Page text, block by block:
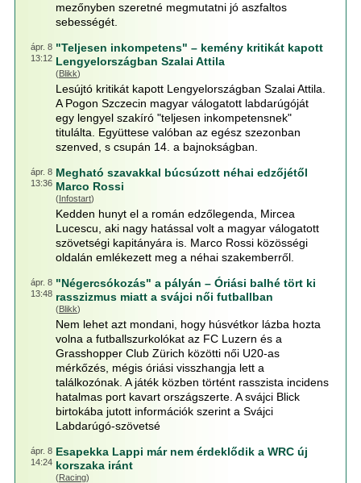
mezőnyben szeretné megmutatni jó aszfaltos
sebességét.
ápr. 8
13:12
"Teljesen inkompetens" – kemény kritikát kapott
Lengyelországban Szalai Attila
(Blikk)
Lesújtó kritikát kapott Lengyelországban Szalai Attila.
A Pogon Szczecin magyar válogatott labdarúgóját
egy lengyel szakíró "teljesen inkompetensnek"
titulálta. Együttese valóban az egész szezonban
szenved, s csupán 14. a bajnokságban.
ápr. 8
13:36
Megható szavakkal búcsúzott néhai edzőjétől
Marco Rossi
(Infostart)
Kedden hunyt el a román edzőlegenda, Mircea
Lucescu, aki nagy hatással volt a magyar válogatott
szövetségi kapitányára is. Marco Rossi közösségi
oldalán emlékezett meg a néhai szakemberről.
ápr. 8
13:48
"Négercsókozás" a pályán – Óriási balhé tört ki
rasszizmus miatt a svájci női futballban
(Blikk)
Nem lehet azt mondani, hogy húsvétkor lázba hozta
volna a futballszurkolókat az FC Luzern és a
Grasshopper Club Zürich közötti női U20-as
mérkőzés, mégis óriási visszhangja lett a
találkozónak. A játék közben történt rasszista incidens
hatalmas port kavart országszerte. A svájci Blick
birtokába jutott információk szerint a Svájci
Labdarúgó-szövetsé
ápr. 8
14:24
Esapekka Lappi már nem érdeklődik a WRC új
korszaka iránt
(Racing)